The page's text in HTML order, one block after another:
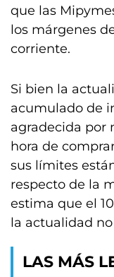
que las
los márgenes
corriente.
Si bien la
acumulado de
agradecida por
hora de
sus límites
respecto de la
estima que el
la actualidad
LAS MÁS